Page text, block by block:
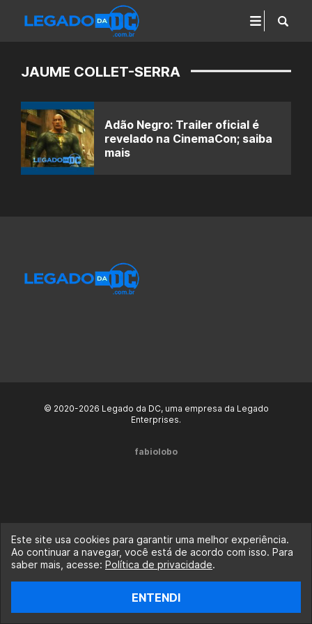
JAUME COLLET-SERRA
Adão Negro: Trailer oficial é
revelado na CinemaCon; saiba
mais
© 2020-2026 Legado da DC, uma empresa da Legado
Enterprises.
fabiolobo
Este site usa cookies para garantir uma melhor experiência.
Ao continuar a navegar, você está de acordo com isso. Para
saber mais, acesse: Política de privacidade.
ENTENDI